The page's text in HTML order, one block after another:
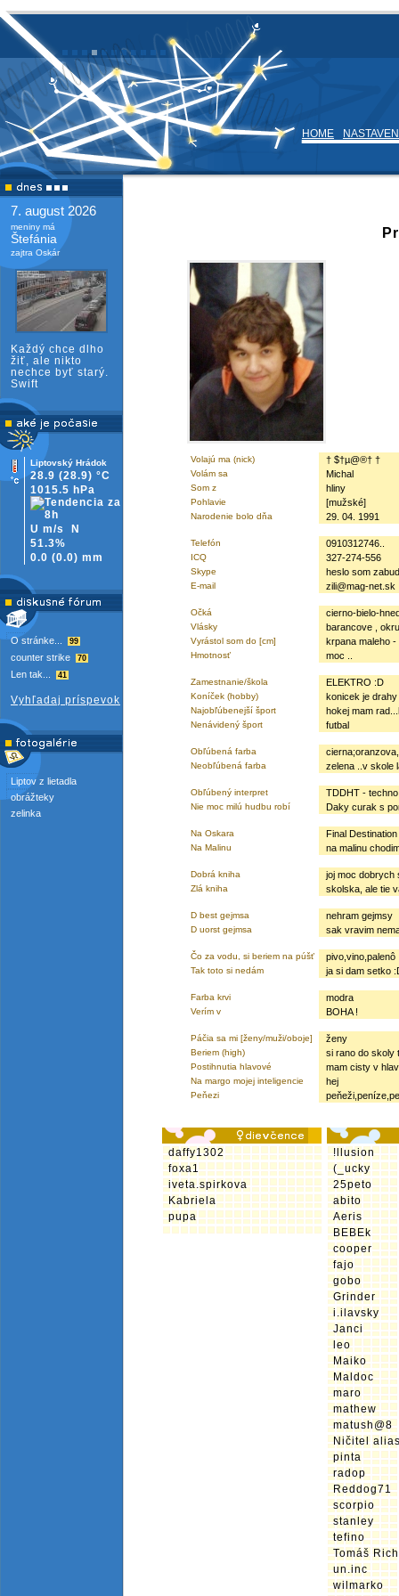
HOME
7. august 2026
meniny má
Štefánia
zajtra Oskár
Každý chce dlho
žiť, ale nikto
nechce byť starý.
Swift
Liptovský Hrádok
28.9 (28.9) °C
1015.5 hPa
U m/s
N
51.3%
0.0 (0.0) mm
O stránke... 99
counter strike 70
Len tak... 41
Vyhľadaj príspevok
Liptov z lietadla
obrážteky
zelinka
Volajú ma (nick) † $†µ@®† †
Volám sa Michal
Som z hliny
Pohlavie [mužské]
Narodenie bolo dňa 29. 04. 1991
Telefón 0910312746..
ICQ 327-274-556
Skype heslo som
E-mail zili@mag-net.sk
Očká cierno-bielo-
Vlásky barancove ,
Vyrástol som do [cm] krpana maleho -
Hmotnosť moc ..
Zamestnanie/škola ELEKTRO :D
Koníček (hobby) konicek je drahy
Najobľúbenejší šport hokej mam
Nenávidený šport futbal
Obľúbená farba
Neobľúbená farba zelena ..v skole
Obľúbený interpret TDDHT -
Nie moc milú hudbu robí Daky curak s
Na Oskara Final Destination
Na Malinu na malinu
Dobrá kniha joj moc dobrych
Zlá kniha skolska, ale tie
D best gejmsa nehram gejmsy
D uorst gejmsa sak vravim
Čo za vodu, si beriem na púšť pivo,vino,palenô
Tak toto si nedám ja si dam setko
Farba krvi modra
Verím v BOHA !
Páčia sa mi [ženy/muži/oboje] ženy
Beriem (high) si rano do skoly
Postihnutia hlavové mam cisty v
Na margo mojej inteligencie hej
Peňezi
daffy1302
foxa1
iveta.spirkova
Kabriela
pupa
!llusion
(_ucky
25peto
abito
Aeris
BEBEk
cooper
fajo
gobo
Grinder
i.ilavsky
Janci
leo
Maiko
Maldoc
maro
mathew
matush@8
Ničitel
pinta
radop
Reddog71
scorpio
stanley
tefino
Tomáš
un.inc
wilmarko